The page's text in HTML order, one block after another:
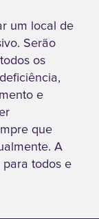
um local de
Serão
os
e
que
A
todos e